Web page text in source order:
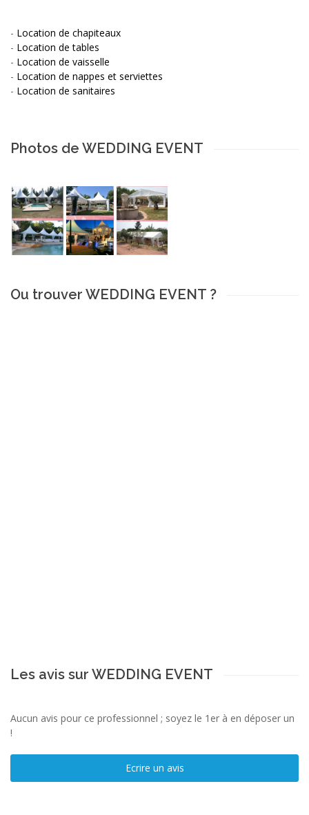
- Location de chapiteaux
- Location de tables
- Location de vaisselle
- Location de nappes et serviettes
- Location de sanitaires
Photos de WEDDING EVENT
Ou trouver WEDDING EVENT ?
Les avis sur WEDDING EVENT
Aucun avis pour ce professionnel ; soyez le 1er à en déposer un
!
Ecrire un avis